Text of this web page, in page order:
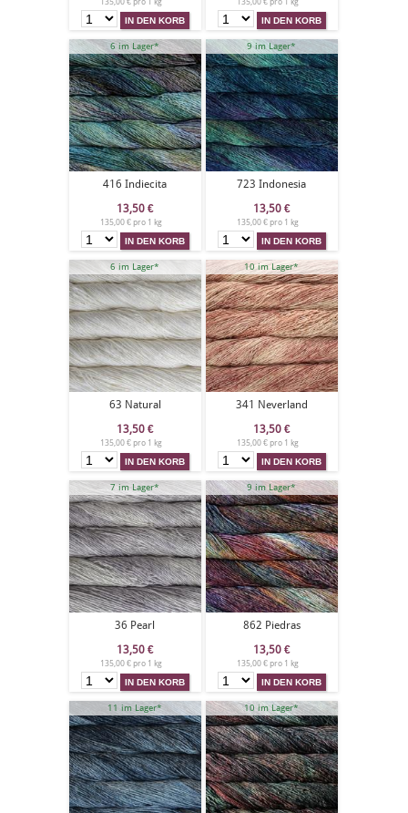
135,00 € pro 1 kg 135,00 € pro 1 kg
6 im Lager*
416 Indiecita
13,50 €
135,00 € pro 1 kg
9 im Lager*
723 Indonesia
13,50 €
135,00 € pro 1 kg
6 im Lager*
63 Natural
13,50 €
135,00 € pro 1 kg
10 im Lager*
341 Neverland
13,50 €
135,00 € pro 1 kg
7 im Lager*
36 Pearl
13,50 €
135,00 € pro 1 kg
9 im Lager*
862 Piedras
13,50 €
135,00 € pro 1 kg
11 im Lager* 10 im Lager*